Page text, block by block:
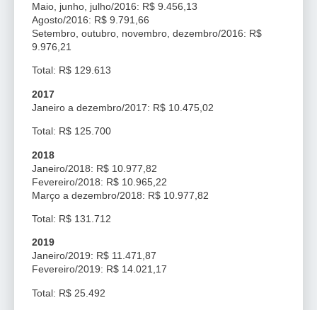
Maio, junho, julho/2016: R$ 9.456,13
Agosto/2016: R$ 9.791,66
Setembro, outubro, novembro, dezembro/2016: R$
9.976,21
Total: R$ 129.613
2017
Janeiro a dezembro/2017: R$ 10.475,02
Total: R$ 125.700
2018
Janeiro/2018: R$ 10.977,82
Fevereiro/2018: R$ 10.965,22
Março a dezembro/2018: R$ 10.977,82
Total: R$ 131.712
2019
Janeiro/2019: R$ 11.471,87
Fevereiro/2019: R$ 14.021,17
Total: R$ 25.492